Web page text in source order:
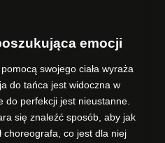
emocji
swojego ciała wyraża
do tańca jest widoczna w
do perfekcji jest nieustanne.
się znaleźć sposób, aby jak
choreografa, co jest dla niej